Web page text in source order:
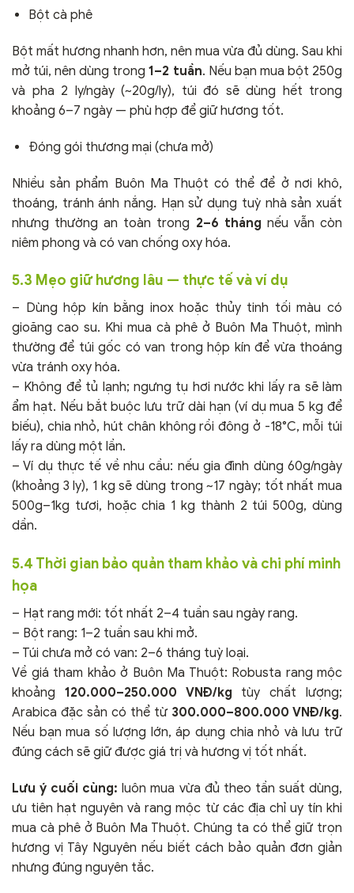
Bột cà phê
Bột mất hương nhanh hơn, nên mua vừa đủ dùng. Sau khi
mở túi, nên dùng trong1–2 tuần. Nếu bạn mua bột 250g
và pha 2 ly/ngày (~20g/ly), túi đó sẽ dùng hết trong
khoảng 6–7 ngày — phù hợp để giữ hương tốt.
Đóng gói thương mại (chưa mở)
Nhiều sản phẩm Buôn Ma Thuột có thể để ở nơi khô,
thoáng, tránh ánh nắng. Hạn sử dụng tuỳ nhà sản xuất
nhưng thường an toàn trong 2–6 tháng nếu vẫn còn
niêm phong và có van chống oxy hóa.
5.3 Mẹo giữ hương lâu — thực tế và ví dụ
– Dùng hộp kín bằng inox hoặc thủy tinh tối màu có
gioăng cao su. Khi mua cà phê ở Buôn Ma Thuột, mình
thường để túi gốc có van trong hộp kín để vừa thoáng
vừa tránh oxy hóa.
– Không để tủ lạnh; ngưng tụ hơi nước khi lấy ra sẽ làm
ẩm hạt. Nếu bắt buộc lưu trữ dài hạn (ví dụ mua 5 kg để
biếu), chia nhỏ, hút chân không rồi đông ở -18°C, mỗi túi
lấy ra dùng một lần.
– Ví dụ thực tế về nhu cầu: nếu gia đình dùng 60g/ngày
(khoảng 3 ly), 1 kg sẽ dùng trong ~17 ngày; tốt nhất mua
500g–1kg tươi, hoặc chia 1 kg thành 2 túi 500g, dùng
dần.
5.4 Thời gian bảo quản tham khảo và chi phí minh
họa
– Hạt rang mới: tốt nhất 2–4 tuần sau ngày rang.
– Bột rang: 1–2 tuần sau khi mở.
– Túi chưa mở có van: 2–6 tháng tuỳ loại.
Về giá tham khảo ở Buôn Ma Thuột: Robusta rang mộc
khoảng 120.000–250.000 VNĐ/kg tùy chất lượng;
Arabica đặc sản có thể từ 300.000–800.000 VNĐ/kg.
Nếu bạn mua số lượng lớn, áp dụng chia nhỏ và lưu trữ
đúng cách sẽ giữ được giá trị và hương vị tốt nhất.
Lưu ý cuối cùng: luôn mua vừa đủ theo tần suất dùng,
ưu tiên hạt nguyên và rang mộc từ các địa chỉ uy tín khi
mua cà phê ở Buôn Ma Thuột. Chúng ta có thể giữ trọn
hương vị Tây Nguyên nếu biết cách bảo quản đơn giản
nhưng đúng nguyên tắc.